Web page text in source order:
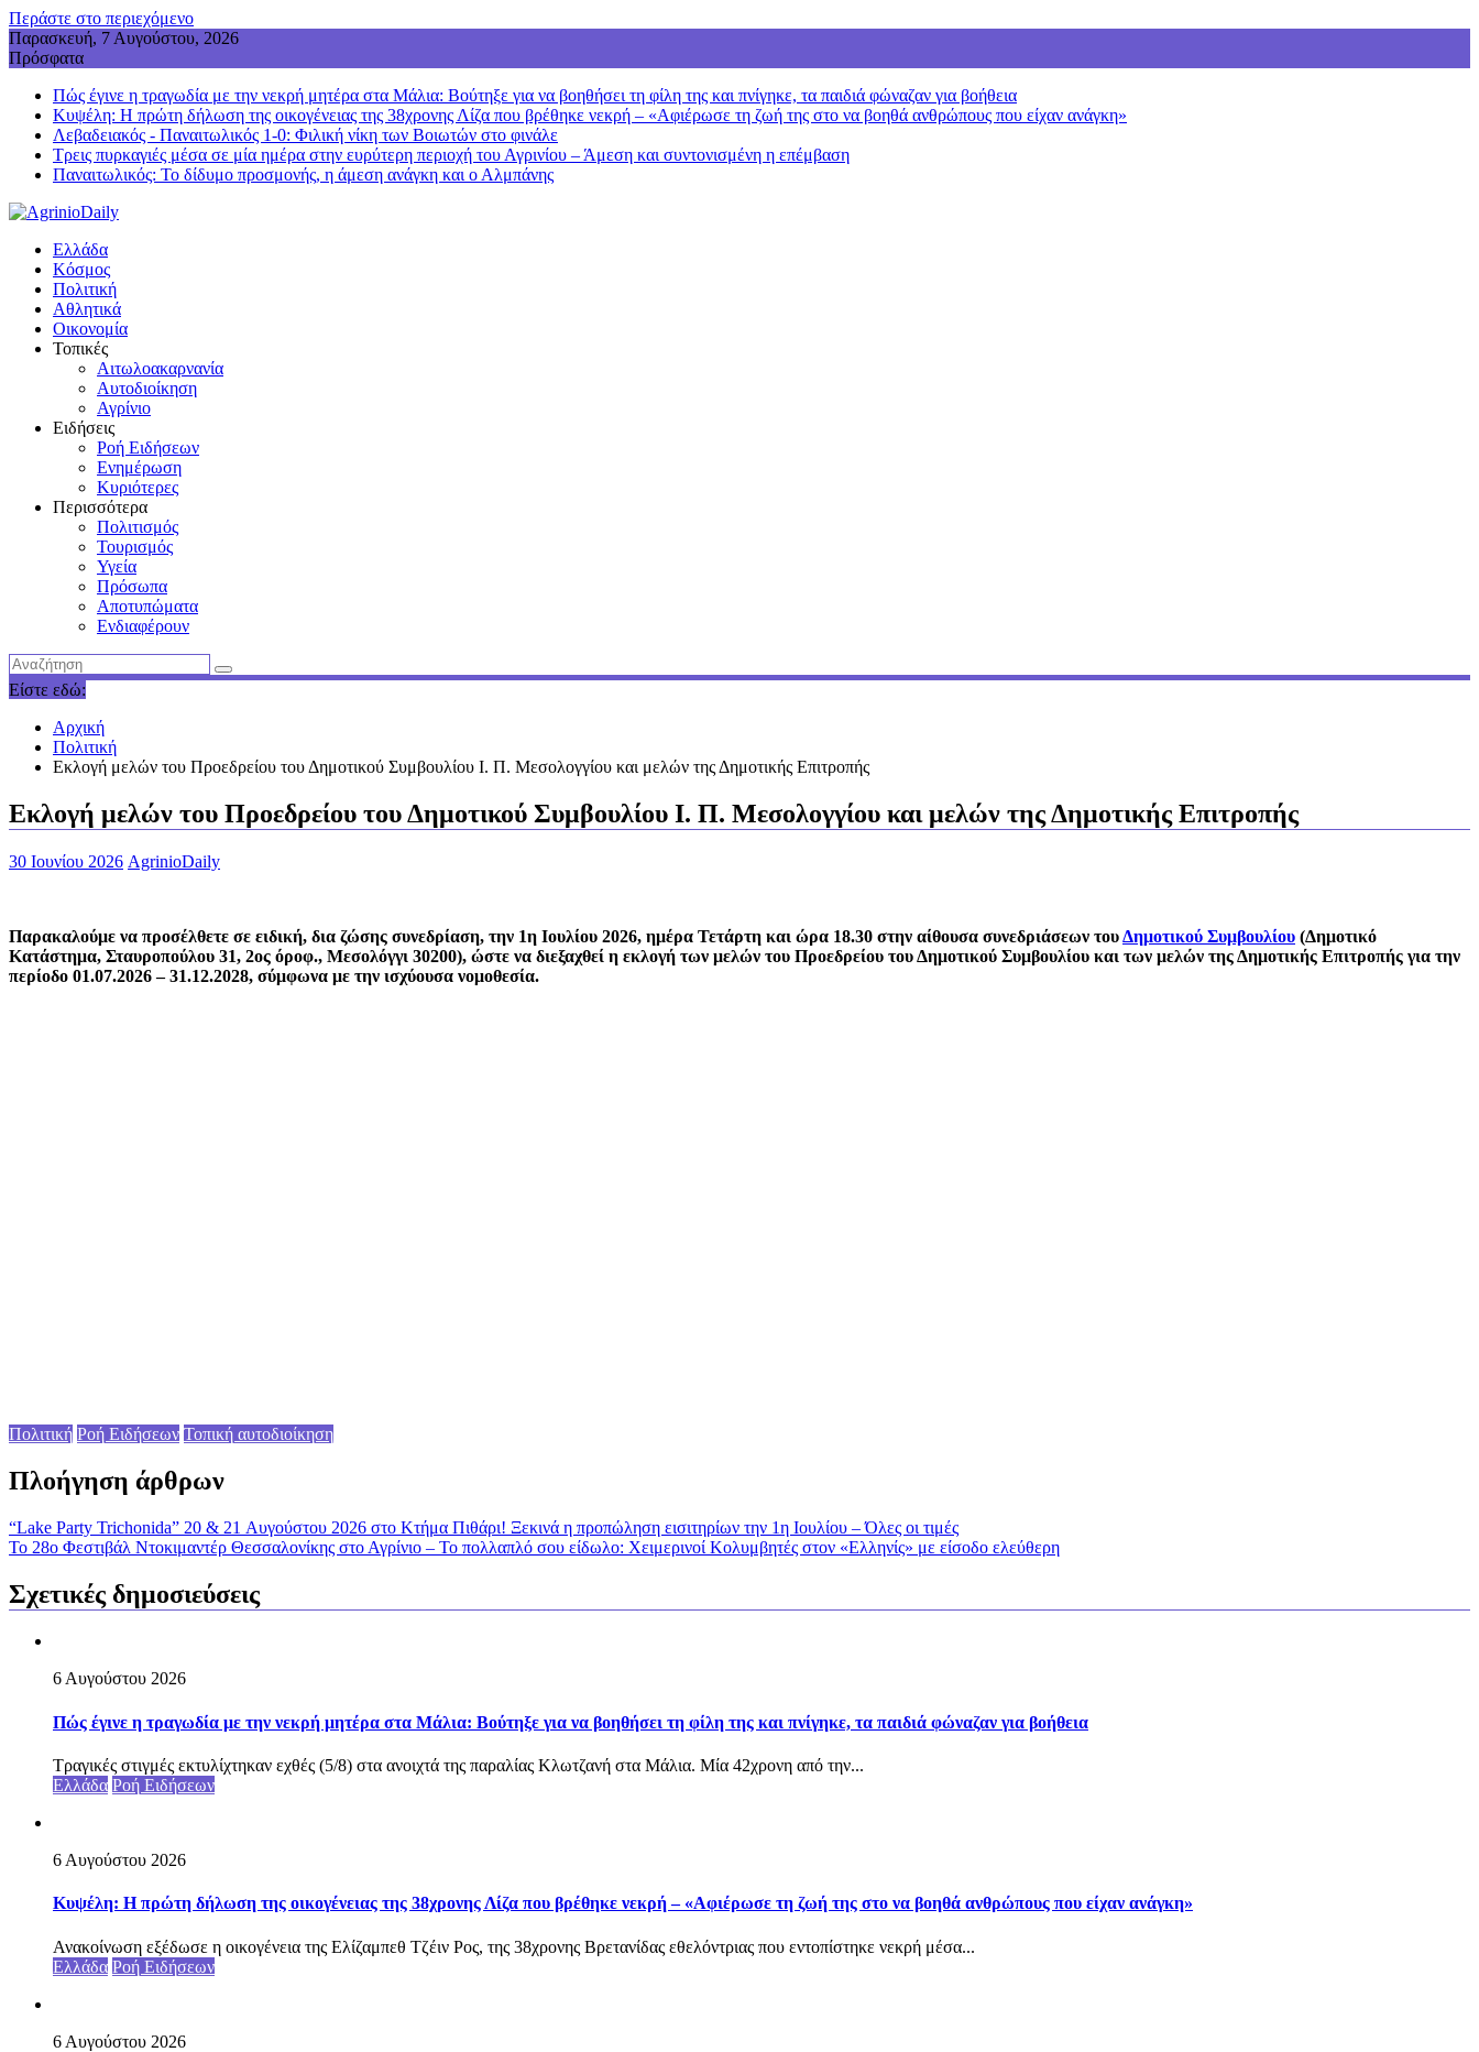
Περάστε στο περιεχόμενο
Παρασκευή, 7 Αυγούστου, 2026
Πρόσφατα
Πώς έγινε η τραγωδία με την νεκρή μητέρα στα Μάλια: Βούτηξε για να βοηθήσει τη φίλη της και πνίγηκε, τα παιδιά φώναζαν για βοήθεια
Κυψέλη: Η πρώτη δήλωση της οικογένειας της 38χρονης Λίζα που βρέθηκε νεκρή – «Αφιέρωσε τη ζωή της στο να βοηθά ανθρώπους που είχαν ανάγκη»
Λεβαδειακός - Παναιτωλικός 1-0: Φιλική νίκη των Βοιωτών στο φινάλε
Τρεις πυρκαγιές μέσα σε μία ημέρα στην ευρύτερη περιοχή του Αγρινίου – Άμεση και συντονισμένη η επέμβαση
Παναιτωλικός: Το δίδυμο προσμονής, η άμεση ανάγκη και ο Αλμπάνης
Ελλάδα
Κόσμος
Πολιτική
Αθλητικά
Οικονομία
Τοπικές
Αιτωλοακαρνανία
Αυτοδιοίκηση
Αγρίνιο
Ειδήσεις
Ροή Ειδήσεων
Ενημέρωση
Κυριότερες
Περισσότερα
Πολιτισμός
Τουρισμός
Υγεία
Πρόσωπα
Αποτυπώματα
Ενδιαφέρουν
Είστε εδώ:
Αρχική
Πολιτική
Eκλογή μελών του Προεδρείου του Δημοτικού Συμβουλίου I. Π. Μεσολογγίου και μελών της Δημοτικής Επιτροπής
Eκλογή μελών του Προεδρείου του Δημοτικού Συμβουλίου I. Π. Μεσολογγίου και μελών της Δημοτικής Επιτροπής
30 Ιουνίου 2026 AgrinioDaily
Παρακαλούμε να προσέλθετε σε ειδική, δια ζώσης συνεδρίαση, την 1η Ιουλίου 2026, ημέρα Τετάρτη και ώρα 18.30 στην αίθουσα συνεδριάσεων τουΔημοτικού Συμβουλίου (Δημοτικό
Κατάστημα, Σταυροπούλου 31, 2ος όροφ., Μεσολόγγι 30200), ώστε να διεξαχθεί η εκλογή των μελών του Προεδρείου του Δημοτικού Συμβουλίου και των μελών της Δημοτικής Επιτροπής για την
περίοδο 01.07.2026 – 31.12.2028, σύμφωνα με την ισχύουσα νομοθεσία.
Πολιτική Ροή Ειδήσεων Τοπική αυτοδιοίκηση
Πλοήγηση άρθρων
“Lake Party Trichonida” 20 & 21 Αυγούστου 2026 στο Κτήμα Πιθάρι! Ξεκινά η προπώληση εισιτηρίων την 1η Ιουλίου – Όλες οι τιμές
Το 28ο Φεστιβάλ Ντοκιμαντέρ Θεσσαλονίκης στο Αγρίνιο – Το πολλαπλό σου είδωλο: Χειμερινοί Κολυμβητές στον «Ελληνίς» με είσοδο ελεύθερη
Σχετικές δημοσιεύσεις
6 Αυγούστου 2026
Πώς έγινε η τραγωδία με την νεκρή μητέρα στα Μάλια: Βούτηξε για να βοηθήσει τη φίλη της και πνίγηκε, τα παιδιά φώναζαν για βοήθεια
Τραγικές στιγμές εκτυλίχτηκαν εχθές (5/8) στα ανοιχτά της παραλίας Κλωτζανή στα Μάλια. Μία 42χρονη από την...
Ελλάδα Ροή Ειδήσεων
6 Αυγούστου 2026
Κυψέλη: Η πρώτη δήλωση της οικογένειας της 38χρονης Λίζα που βρέθηκε νεκρή – «Αφιέρωσε τη ζωή της στο να βοηθά ανθρώπους που είχαν ανάγκη»
Ανακοίνωση εξέδωσε η οικογένεια της Ελίζαμπεθ Τζέιν Ρος, της 38χρονης Βρετανίδας εθελόντριας που εντοπίστηκε νεκρή μέσα...
Ελλάδα Ροή Ειδήσεων
6 Αυγούστου 2026